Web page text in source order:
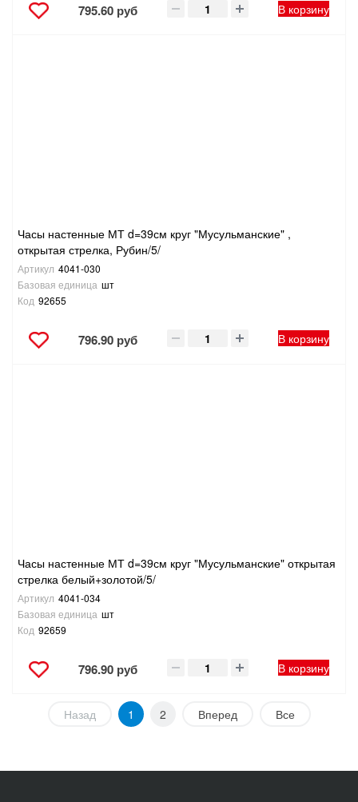
795.60 руб В корзину
Часы настенные МТ d=39см круг "Мусульманские" ,
открытая стрелка, Рубин/5/
Артикул 4041-030
Базовая единица шт
Код 92655
796.90 руб В корзину
Часы настенные МТ d=39см круг "Мусульманские" открытая
стрелка белый+золотой/5/
Артикул 4041-034
Базовая единица шт
Код 92659
796.90 руб В корзину
Назад 1 2 Вперед Все